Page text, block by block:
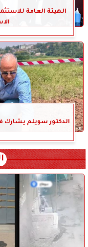
الهيئة العامة
الدكتور سويلم يشارك